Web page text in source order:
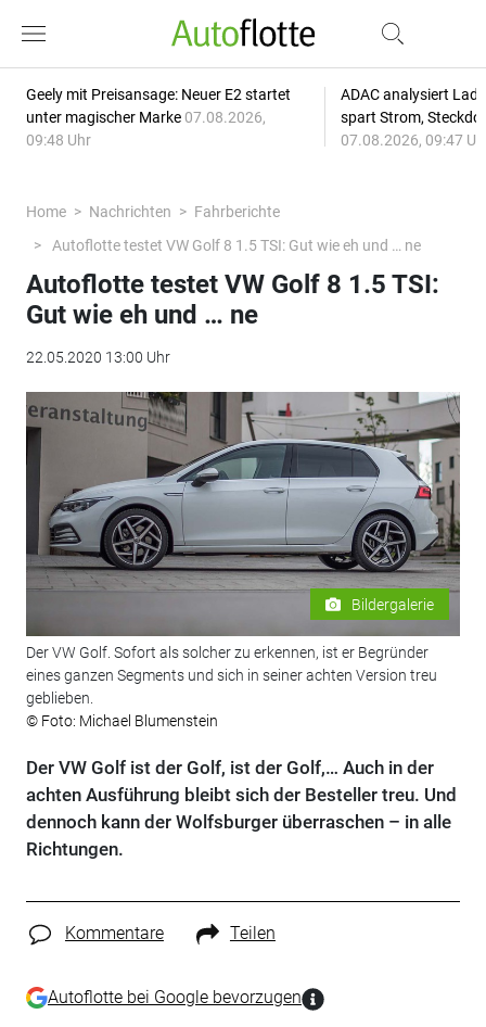
Geely mit Preisansage: Neuer E2 startet
unter magischer Marke 07.08.2026,
09:48 Uhr
ADAC analysiert
spart Strom,
07.08.2026, 09:47
Home Nachrichten
Fahrberichte
Autoflotte testet VW Golf 8 1.5 TSI: Gut wie eh und … ne
Autoflotte testet VW Golf 8 1.5 TSI:
Gut wie eh und … ne
22.05.2020 13:00 Uhr
Bildergalerie
Der VW Golf. Sofort als solcher zu erkennen, ist er Begründer
eines ganzen Segments und sich in seiner achten Version treu
geblieben.
© Foto: Michael Blumenstein
Der VW Golf ist der Golf, ist der Golf,… Auch in der
achten Ausführung bleibt sich der Besteller treu. Und
dennoch kann der Wolfsburger überraschen – in alle
Richtungen.
Kommentare Teilen
Autoflotte bei Google bevorzugen